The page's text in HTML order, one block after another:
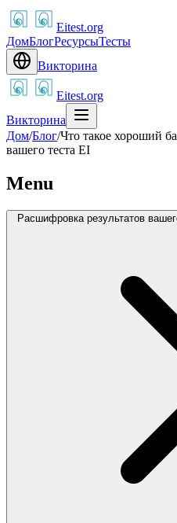
Eitest.org
ДомБлогРесурсыТесты
Викторина
Eitest.org
Викторина
Дом/Блог/Что такое хороший
вашего теста EI
Menu
Расшифровка результатов